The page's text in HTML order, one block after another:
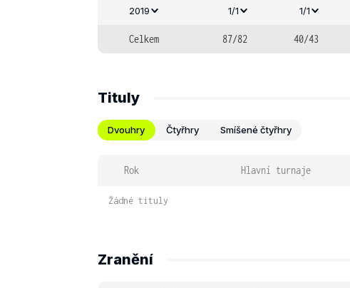
2019 1/1 1/1
Celkem 87/82 40/43
Tituly
Dvouhry Čtyřhry Smíšené čtyřhry
Rok Hlavní turnaje
Žádné tituly
Zranění